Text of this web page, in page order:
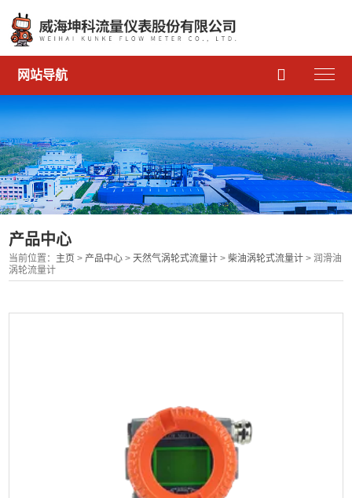
网站导航 
产品中心
当前位置： 主页 > 产品中心 >天然气涡轮式流量计 >柴油涡轮式流量计 > 润滑油
涡轮流量计